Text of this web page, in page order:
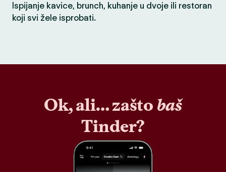
Ispijanje kavice, brunch, kuhanje u dvoje ili restoran
koji svi žele isprobati.
Ok, ali… zašto baš
Tinder?